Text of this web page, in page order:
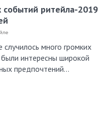
событий ритейла-2019
много громких
интересны широкой
предпочтений…